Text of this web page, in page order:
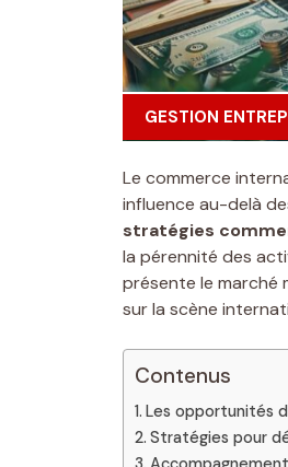
GESTION
Le commerce
influence au-delà
stratégies
la pérennité des
présente le marché
sur la scène
Contenus
Les opportunités
Stratégies pour